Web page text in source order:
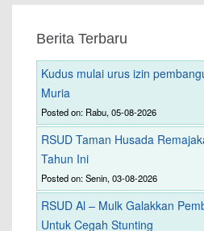
Berita Terbaru
Kudus mulai urus izin
Muria
Posted on: Rabu, 05-08-2026
RSUD Taman Husada
Tahun Ini
Posted on: Senin, 03-08-2026
RSUD Al – Mulk Galakkan
Untuk Cegah Stunting